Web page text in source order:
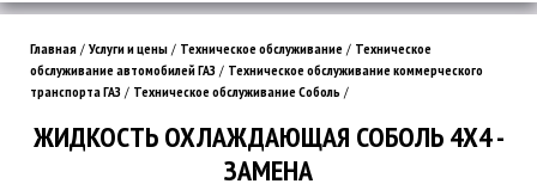
Главная / Услуги и цены / Техническое обслуживание / Техническое
обслуживание автомобилей ГАЗ / Техническое обслуживание коммерческого
транспорта ГАЗ / Техническое обслуживание Соболь /
ЖИДКОСТЬ ОХЛАЖДАЮЩАЯ СОБОЛЬ 4Х4 -
ЗАМЕНА